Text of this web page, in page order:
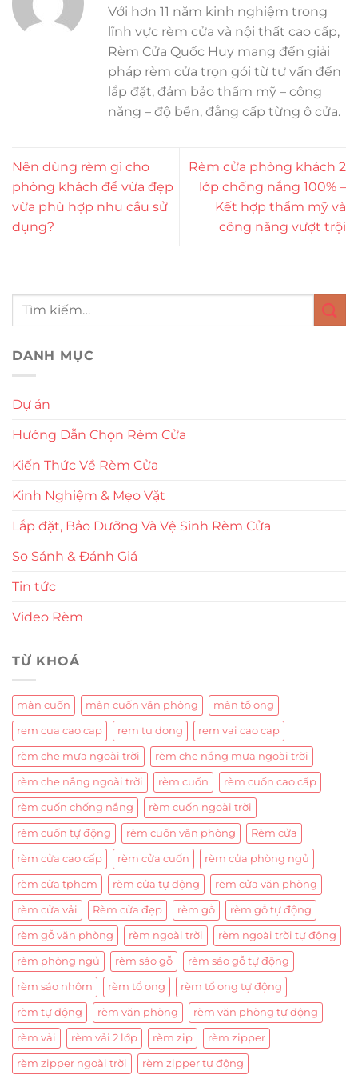
Với hơn 11 năm kinh nghiệm trong
lĩnh vực rèm cửa và nội thất cao cấp,
Rèm Cửa Quốc Huy mang đến giải
pháp rèm cửa trọn gói từ tư vấn đến
lắp đặt, đảm bảo thẩm mỹ – công
năng – độ bền, đẳng cấp từng ô cửa.
Nên dùng rèm gì cho
phòng khách để vừa đẹp
vừa phù hợp nhu cầu sử
dụng?
Rèm cửa phòng khách 2
lớp chống nắng 100% –
Kết hợp thẩm mỹ và
công năng vượt trội
DANH MỤC
Dự án
Hướng Dẫn Chọn Rèm Cửa
Kiến Thức Về Rèm Cửa
Kinh Nghiệm & Mẹo Vặt
Lắp đặt, Bảo Dưỡng Và Vệ Sinh Rèm Cửa
So Sánh & Đánh Giá
Tin tức
Video Rèm
TỪ KHOÁ
màn cuốn màn cuốn văn phòng màn tổ ong
rem cua cao cap rem tu dong rem vai cao cap
rèm che mưa ngoài trời rèm che nắng mưa ngoài trời
rèm che nắng ngoài trời rèm cuốn rèm cuốn cao cấp
rèm cuốn chống nắng rèm cuốn ngoài trời
rèm cuốn tự động rèm cuốn văn phòng Rèm cửa
rèm cửa cao cấp rèm cửa cuốn rèm cửa phòng ngủ
rèm cửa tphcm rèm cửa tự động rèm cửa văn phòng
rèm cửa vải Rèm cửa đẹp rèm gỗ rèm gỗ tự động
rèm gỗ văn phòng rèm ngoài trời rèm ngoài trời tự động
rèm phòng ngủ rèm sáo gỗ rèm sáo gỗ tự động
rèm sáo nhôm rèm tổ ong rèm tổ ong tự động
rèm tự động rèm văn phòng rèm văn phòng tự động
rèm vải rèm vải 2 lớp rèm zip rèm zipper
rèm zipper ngoài trời rèm zipper tự động